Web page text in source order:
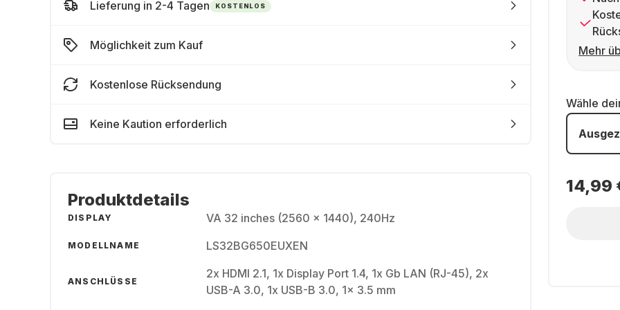
Mehr
Wähle
14,99
Lieferung in 2-4 Tagen KOSTENLOS
Möglichkeit zum Kauf
Kostenlose Rücksendung
Keine Kaution erforderlich
Produktdetails
DISPLAY VA 32 inches (2560 x 1440), 240Hz
MODELLNAME LS32BG650EUXEN
ANSCHLÜSSE
2x HDMI 2.1, 1x Display Port 1.4, 1x Gb LAN (RJ-45), 2x
USB-A 3.0, 1x USB-B 3.0, 1x 3.5 mm